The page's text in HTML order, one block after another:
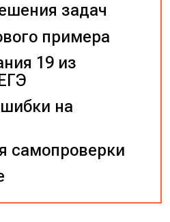
задач
примера
19 из
на
самопроверки